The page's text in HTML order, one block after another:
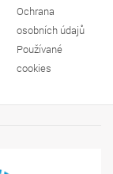
Ochrana
osobních údajů
Používané
cookies